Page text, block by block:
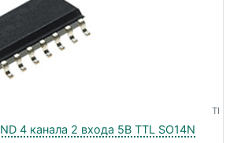
TI
4 канала 2 входа 5В TTL SO14N